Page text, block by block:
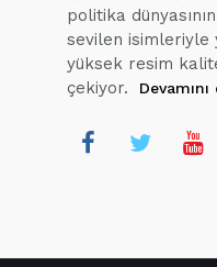
politika
sevilen isimleriyle
yüksek resim
çekiyor.
Devamını